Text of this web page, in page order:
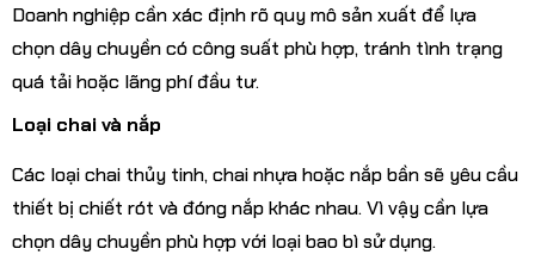
Doanh nghiệp cần xác định rõ quy mô sản xuất để lựa
chọn dây chuyền có công suất phù hợp, tránh tình trạng
quá tải hoặc lãng phí đầu tư.
Loại chai và nắp
Các loại chai thủy tinh, chai nhựa hoặc nắp bần sẽ yêu cầu
thiết bị chiết rót và đóng nắp khác nhau. Vì vậy cần lựa
chọn dây chuyền phù hợp với loại bao bì sử dụng.